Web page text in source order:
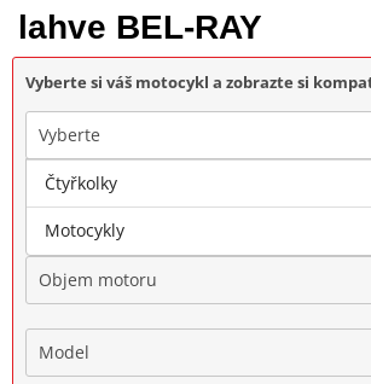
lahve BEL-RAY
Vyberte si váš motocykl a zobrazte si
Vyberte
Značka
Objem motoru
Model
Čtyřkolky
Motocykly